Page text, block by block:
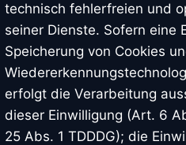
technisch fehlerfreien und
seiner Dienste. Sofern eine
Speicherung von Cookies
erfolgt die Verarbeitung
dieser Einwilligung (Art. 6
25 Abs. 1 TDDDG); die